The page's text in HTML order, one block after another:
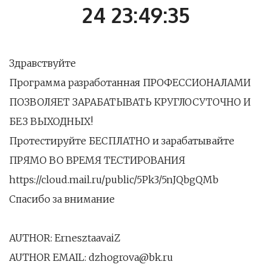
24 23:49:35
Здравствуйте
Программа разработанная ПРОФЕССИОНАЛАМИ
ПОЗВОЛЯЕТ ЗАРАБАТЫВАТЬ КРУГЛОСУТОЧНО И
БЕЗ ВЫХОДНЫХ!
Протестируйте БЕСПЛАТНО и зарабатывайте
ПРЯМО ВО ВРЕМЯ ТЕСТИРОВАНИЯ
https://cloud.mail.ru/public/5Pk3/5nJQbgQMb
Спасибо за внимание
AUTHOR: ErnesztaavaiZ
AUTHOR EMAIL: dzhogrova@bk.ru